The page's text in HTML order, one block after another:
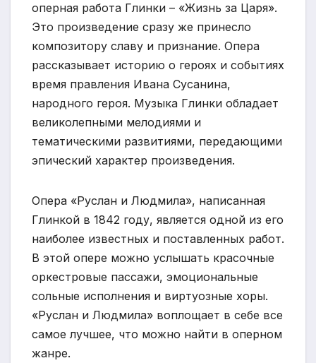
оперная работа Глинки – «Жизнь за Царя».
Это произведение сразу же принесло
композитору славу и признание. Опера
рассказывает историю о героях и событиях
время правления Ивана Сусанина,
народного героя. Музыка Глинки обладает
великолепными мелодиями и
тематическими развитиями, передающими
эпический характер произведения.
Опера «Руслан и Людмила», написанная
Глинкой в 1842 году, является одной из его
наиболее известных и поставленных работ.
В этой опере можно услышать красочные
оркестровые пассажи, эмоциональные
сольные исполнения и виртуозные хоры.
«Руслан и Людмила» воплощает в себе все
самое лучшее, что можно найти в оперном
жанре.